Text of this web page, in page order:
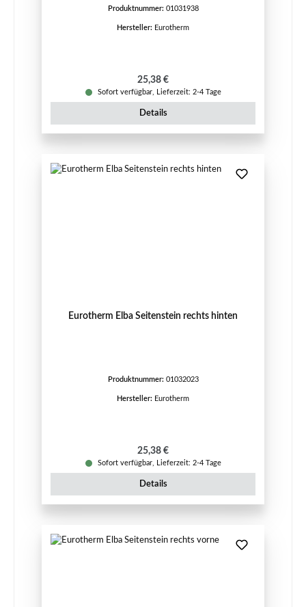
Produktnummer: 01031938
Hersteller: Eurotherm
Regulärer Preis:
25,38 €
Sofort verfügbar, Lieferzeit: 2-4 Tage
Details
Eurotherm Elba Seitenstein rechts hinten
Produktnummer: 01032023
Hersteller: Eurotherm
Regulärer Preis:
25,38 €
Sofort verfügbar, Lieferzeit: 2-4 Tage
Details